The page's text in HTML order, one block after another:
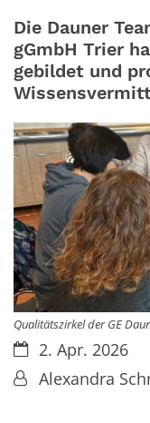
Die Dauner
gGmbH Trier
gebildet und
Qualitätszirkel der GE
Datum:2. Apr. 2026
Von:Alexandra